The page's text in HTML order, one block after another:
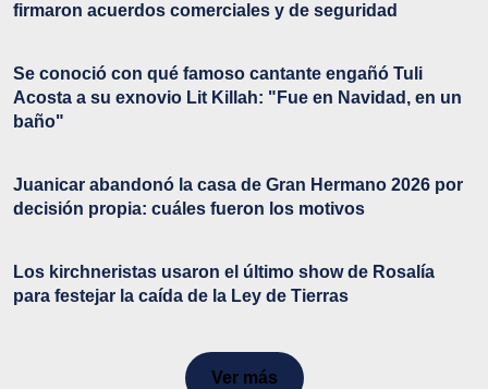
firmaron acuerdos comerciales y de seguridad
Se conoció con qué famoso cantante engañó Tuli
Acosta a su exnovio Lit Killah: "Fue en Navidad, en un
baño"
Juanicar abandonó la casa de Gran Hermano 2026 por
decisión propia: cuáles fueron los motivos
Los kirchneristas usaron el último show de Rosalía
para festejar la caída de la Ley de Tierras
Ver más